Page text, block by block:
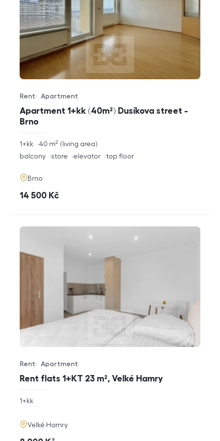
Apartment 1+kk (40m²) Dusíkova street -
Brno
Offer type
Rent
Property type
Apartment
rozměry
1+kk living area
40 m2
funkce
balcony store elevator top floor
adresa
Brno
cena
14 500 Kč
Rent flats 1+KT 23 m², Velké Hamry
Offer type
Rent
Property type
Apartment
rozměry
1+kk
adresa
Velké Hamry